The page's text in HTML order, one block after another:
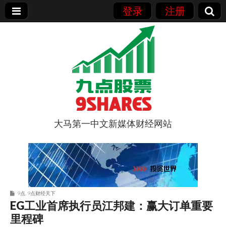
登录 注册
9点股票
大马第一中文新媒体财经网站
9点 9点财经天下
EG工业首席执行员江邦建：赢大订单重要
里程碑